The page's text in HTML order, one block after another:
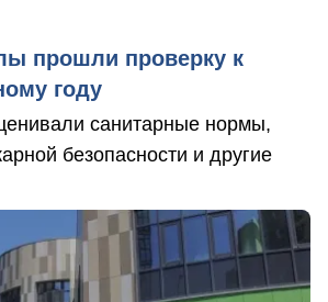
прошли проверку к
году
санитарные нормы,
безопасности и другие